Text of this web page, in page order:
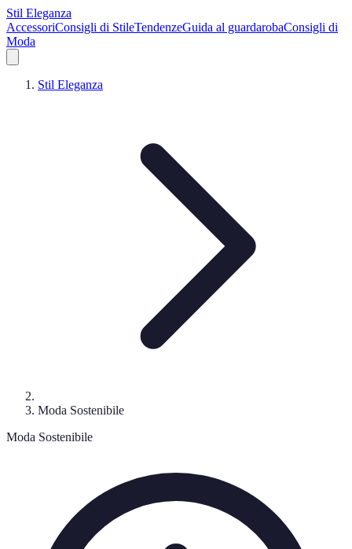
Stil Eleganza
AccessoriConsigli di StileTendenzeGuida al guardarobaConsigli di
Moda
Stil Eleganza
Moda Sostenibile
Moda Sostenibile